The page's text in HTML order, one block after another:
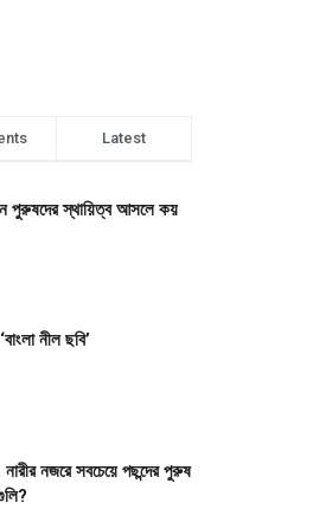
Latest
পুরুষদের স্থায়িত্ব আসলে কয়
নীল ছবি’
নজরে সবচেয়ে পছন্দের পুরুষ